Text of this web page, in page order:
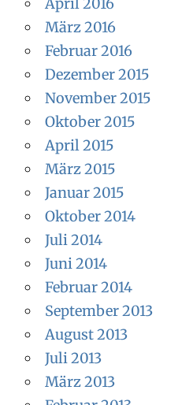
März 2016
Februar 2016
Dezember 2015
November 2015
Oktober 2015
April 2015
März 2015
Januar 2015
Oktober 2014
Juli 2014
Juni 2014
Februar 2014
September 2013
August 2013
Juli 2013
März 2013